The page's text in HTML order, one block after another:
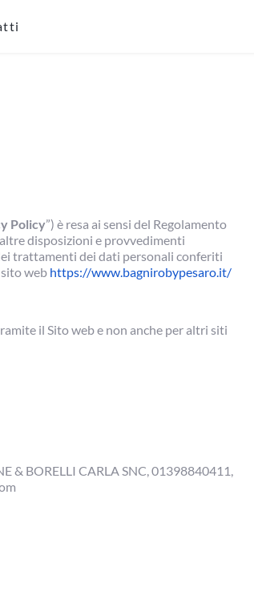
Policy”) è resa ai sensi del Regolamento
disposizioni e provvedimenti
trattamenti dei dati personali conferiti
web https://www.bagnirobypesaro.it/
il Sito web e non anche per altri siti
& BORELLI CARLA SNC,01398840411,